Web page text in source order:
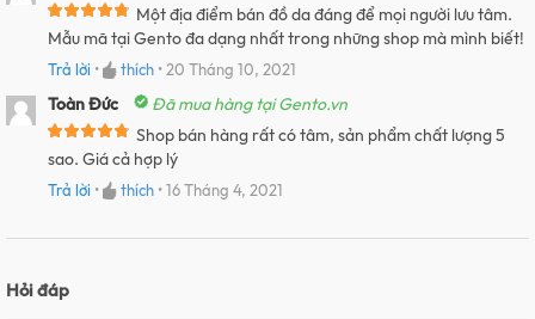
Một địa điểm bán đồ da đáng để mọi người lưu tâm.
Mẫu mã tại Gento đa dạng nhất trong những shop mà mình biết!
Trả lời • thích •20 Tháng 10, 2021
Toàn Đức
Đã mua hàng tại Gento.vn
Shop bán hàng rất có tâm, sản phẩm chất lượng 5
sao. Giá cả hợp lý
Trả lời • thích •16 Tháng 4, 2021
Hỏi đáp